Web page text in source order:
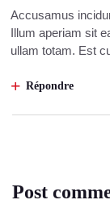
Accusamus
Illum aperiam sit
ullam totam. Est
Répondre
Post